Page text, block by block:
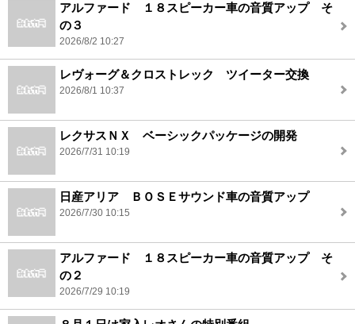
アルファード １８スピーカー車の音質アップ そ
の３
2026/8/2 10:27
レヴォーグ＆クロストレック ツイーター交換
2026/8/1 10:37
レクサスＮＸ ベーシックパッケージの開発
2026/7/31 10:19
日産アリア ＢＯＳＥサウンド車の音質アップ
2026/7/30 10:15
アルファード １８スピーカー車の音質アップ そ
の２
2026/7/29 10:19